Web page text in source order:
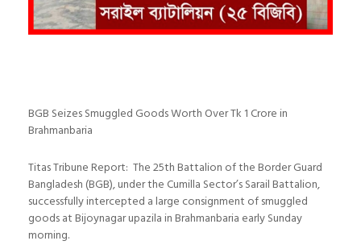
BGB Seizes Smuggled Goods Worth Over Tk 1 Crore in
Brahmanbaria
Titas Tribune Report: The 25th Battalion of the Border Guard
Bangladesh (BGB), under the Cumilla Sector’s Sarail Battalion,
successfully intercepted a large consignment of smuggled
goods at Bijoynagar upazila in Brahmanbaria early Sunday
morning.